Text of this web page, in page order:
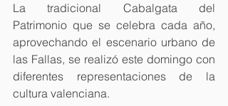
La tradicional Cabalgata del
Patrimonio que se celebra cada año,
aprovechando el escenario urbano de
las Fallas, se realizó este domingo con
diferentes representaciones de la
cultura valenciana.